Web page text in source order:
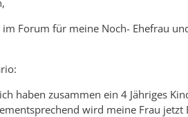
Forum für meine Noch- Ehefrau
haben zusammen ein 4 Jähriges
wird meine Frau jetzt